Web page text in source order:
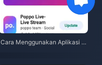
Cara Menggunakan Aplikasi P